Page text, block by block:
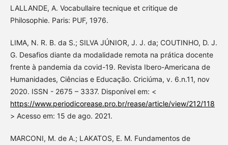
LALLANDE, A. Vocabullaire tecnique et critique de
Philosophie. Paris: PUF, 1976.
LIMA, N. R. B. da S.; SILVA JÚNIOR, J. J. da; COUTINHO, D. J.
G. Desafios diante da modalidade remota na prática docente
frente à pandemia da covid-19. Revista Ibero-Americana de
Humanidades, Ciências e Educação. Criciúma, v. 6.n.11, nov
2020. ISSN - 2675 – 3337. Disponível em: <
https://www.periodicorease.pro.br/rease/article/view/212/118
> Acesso em: 15 de ago. 2021.
MARCONI, M. de A.; LAKATOS, E. M. Fundamentos de